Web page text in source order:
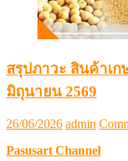
สรุปภาวะ สินค้าเก
มิถุนายน 2569
Posted
26/06/2026 Author
admin
Pasusart Channel